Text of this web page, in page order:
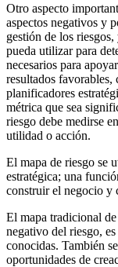
Otro aspecto
aspectos negativos y
gestión de los
pueda utilizar para
necesarios para
resultados favorables,
planificadores
métrica que sea
riesgo debe medirse
utilidad o acción.
El mapa de riesgo se
estratégica; una
construir el negocio y
El mapa tradicional
negativo del riesgo,
conocidas. También
oportunidades de